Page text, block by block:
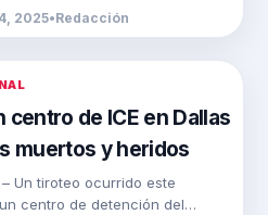
de bonificaciones
2025•Redacción
centro de ICE en Dallas
muertos y heridos
– Un tiroteo ocurrido este
centro de detención del